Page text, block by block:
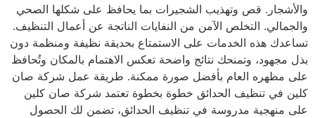
والأشجار. قص وتهذيب الشجيرات بما يحافظ على شكلها الصحي
والجمالي. التخلص الآمن من النفايات الناتجة عن أعمال التنظيف.
تساعدك هذه الخدمات على الاستمتاع بحديقة نظيفة ومنظمة دون
بذل مجهود، وتمنحك نتائج واضحة تعكس الاهتمام بالمكان وتُحافظ
على مظهره العام بأفضل صورة ممكنة. طريقة عمل شركة صان
كلين في تنظيف الحدائق خطوة بخطوة تعتمد شركة صان كلين
على منهجية مدروسة في تنظيف الحدائق، تضمن لك الحصول